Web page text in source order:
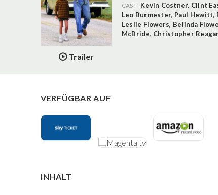
Trailer
CAST Kevin Costner, Clint
Leo Burmester, Paul Hewitt,
Leslie Flowers, Belinda
McBride, Christopher
VERFÜGBAR AUF
INHALT